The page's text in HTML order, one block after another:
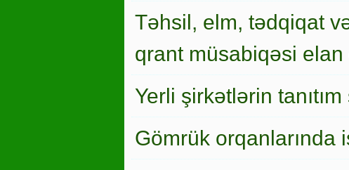
Təhsil, elm, tədqiqat
qrant müsabiqəsi elan
Yerli şirkətlərin
Gömrük